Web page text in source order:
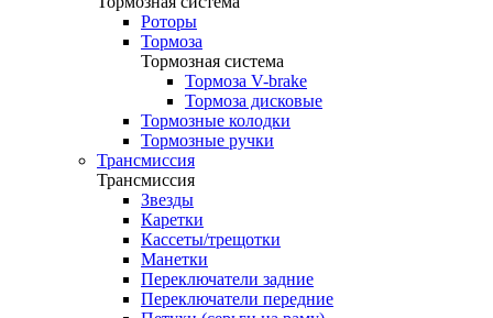
Роторы
Тормоза
Тормозная система
Тормоза V-brake
Тормоза дисковые
Тормозные колодки
Тормозные ручки
Трансмиссия
Трансмиссия
Звезды
Каретки
Кассеты/трещотки
Манетки
Переключатели задние
Переключатели передние